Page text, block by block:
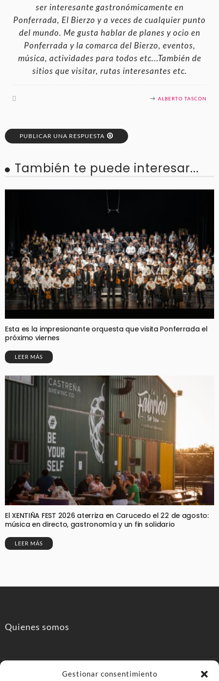
Gestionar consentimiento
ser interesante gastronómicamente en
Ponferrada, El Bierzo y a veces de cualquier punto
del mundo. Me gusta hablar de planes y ocio en
Ponferrada y la comarca del Bierzo, eventos,
música, actividades para todos etc...También de
sitios que visitar, rutas interesantes etc.
ALBERTO TASCON
PUBLICAR UNA RESPUESTA
También te puede interesar...
Esta es la impresionante orquesta que visita Ponferrada el
próximo viernes
LEER MÁS
El XENTIÑA FEST 2026 aterriza en Carucedo el 22 de agosto:
música en directo, gastronomía y un fin solidario
LEER MÁS
Quienes somos